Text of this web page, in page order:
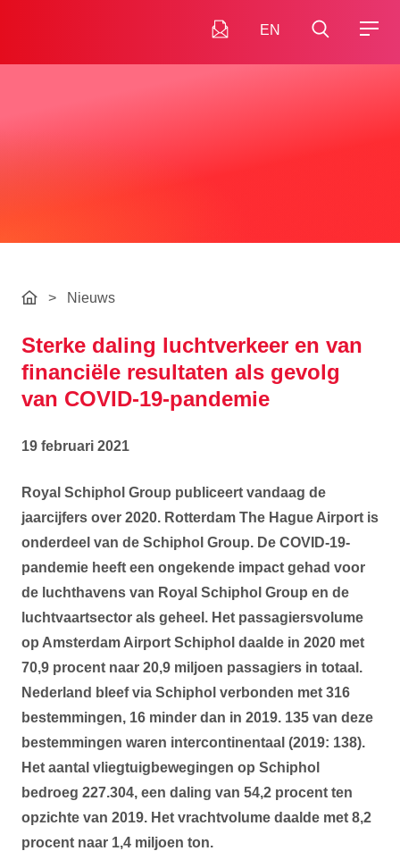
EN
> Nieuws
Sterke daling luchtverkeer en van
financiële resultaten als gevolg
van COVID-19-pandemie
19 februari 2021
Royal Schiphol Group publiceert vandaag de
jaarcijfers over 2020. Rotterdam The Hague Airport is
onderdeel van de Schiphol Group. De COVID-19-
pandemie heeft een ongekende impact gehad voor
de luchthavens van Royal Schiphol Group en de
luchtvaartsector als geheel. Het passagiersvolume
op Amsterdam Airport Schiphol daalde in 2020 met
70,9 procent naar 20,9 miljoen passagiers in totaal.
Nederland bleef via Schiphol verbonden met 316
bestemmingen, 16 minder dan in 2019. 135 van deze
bestemmingen waren intercontinentaal (2019: 138).
Het aantal vliegtuigbewegingen op Schiphol
bedroeg 227.304, een daling van 54,2 procent ten
opzichte van 2019. Het vrachtvolume daalde met 8,2
procent naar 1,4 miljoen ton.